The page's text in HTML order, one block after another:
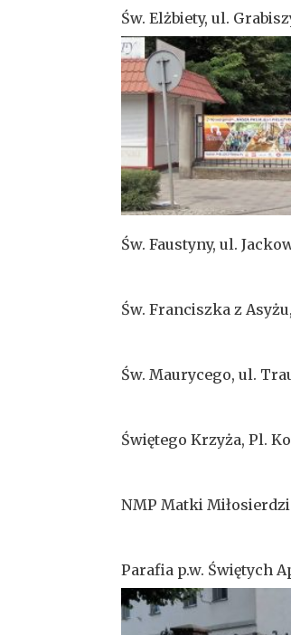
Św. Elżbiety, ul.
Św. Faustyny, ul.
Św. Franciszka z
Św. Maurycego, ul.
Świętego Krzyża, Pl.
NMP Matki
Parafia p.w. Świętych